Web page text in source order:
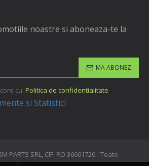
noastre si aboneaza-te la
MA ABONEZ
cu Politica de confidentialitate
PARTS SRL, CIF: RO 36661720 - Toate
DevPro.ro